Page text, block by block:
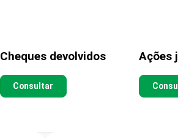
Cheques devolvidos
Consultar
Ações